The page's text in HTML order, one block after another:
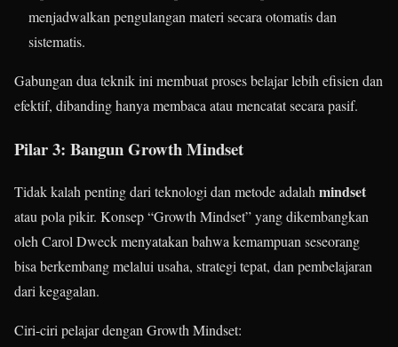
menjadwalkan pengulangan materi secara otomatis dan
sistematis.
Gabungan dua teknik ini membuat proses belajar lebih efisien dan
efektif, dibanding hanya membaca atau mencatat secara pasif.
Pilar 3: Bangun Growth Mindset
Tidak kalah penting dari teknologi dan metode adalahmindset
atau pola pikir. Konsep “Growth Mindset” yang dikembangkan
oleh Carol Dweck menyatakan bahwa kemampuan seseorang
bisa berkembang melalui usaha, strategi tepat, dan pembelajaran
dari kegagalan.
Ciri-ciri pelajar dengan Growth Mindset: